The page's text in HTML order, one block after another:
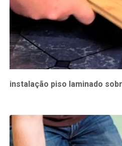
instalação piso laminado